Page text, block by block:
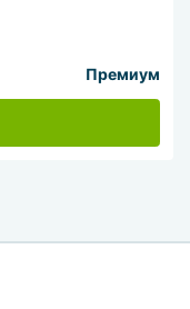
Премиум